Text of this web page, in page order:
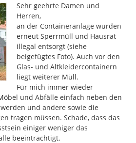
Sehr geehrte Damen und
Herren,
an der Containeranlage wurden
erneut Sperrmüll und Hausrat
illegal entsorgt (siehe
beigefügtes Foto). Auch vor den
Glas- und Altkleidercontainern
liegt weiterer Müll.
Für mich immer wieder
und Abfälle einfach neben den
und andere sowie die
tragen müssen. Schade, dass das
einiger weniger das
beeinträchtigt.